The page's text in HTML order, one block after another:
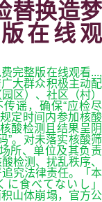
替换造梦
在线观
完整版在线观看...,
大群众积极主动配
区）、社区（村）
谣，确保“应检尽
定时间内参加核酸
酸检测且结果呈阴
”。对未落实核酸筛
所、单位及其负责
检测、扰乱秩序、
究法律责任。「本
食べてないし」
山体崩塌，官方公